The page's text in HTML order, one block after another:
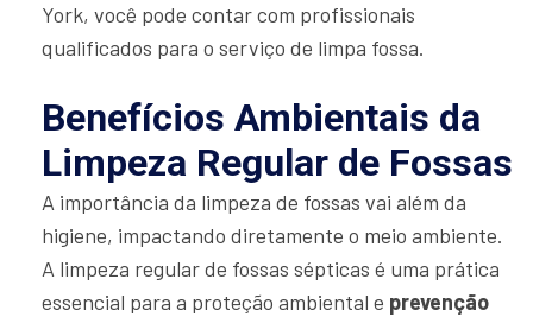
York, você pode contar com profissionais
qualificados para o serviço de limpa fossa.
Benefícios Ambientais da
Limpeza Regular de Fossas
A importância da limpeza de fossas vai além da
higiene, impactando diretamente o meio ambiente.
A limpeza regular de fossas sépticas é uma prática
essencial para a proteção ambiental e prevenção